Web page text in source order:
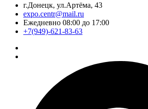
г.Донецк, ул.Артёма, 43
expo.centr@mail.ru
Ежедневно 08:00 до 17:00
+7(949)-621-83-63